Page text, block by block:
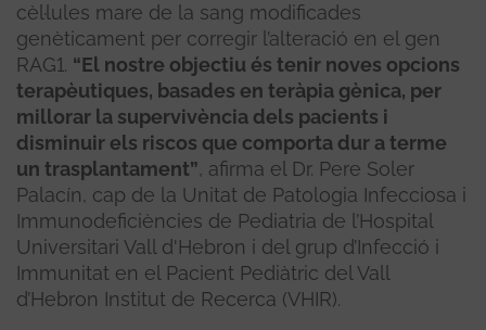
cèl·lules mare de la sang modificades
genèticament per corregir l’alteració en el gen
RAG1. “El nostre objectiu és tenir noves opcions
terapèutiques, basades en teràpia gènica, per
millorar la supervivència dels pacients i
disminuir els riscos que comporta dur a terme
un trasplantament”, afirma el Dr. Pere Soler
Palacín, cap de la Unitat de Patologia Infecciosa i
Immunodeficiències de Pediatria de l’Hospital
Universitari Vall d'Hebron i del grup d’Infecció i
Immunitat en el Pacient Pediàtric del Vall
d’Hebron Institut de Recerca (VHIR).